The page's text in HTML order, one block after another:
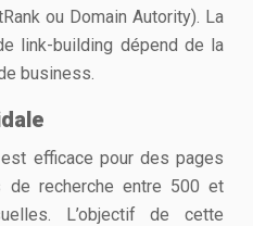
ou Domain Autority). La
link-building dépend de la
business.
efficace pour des pages
recherche entre 500 et
L’objectif de cette